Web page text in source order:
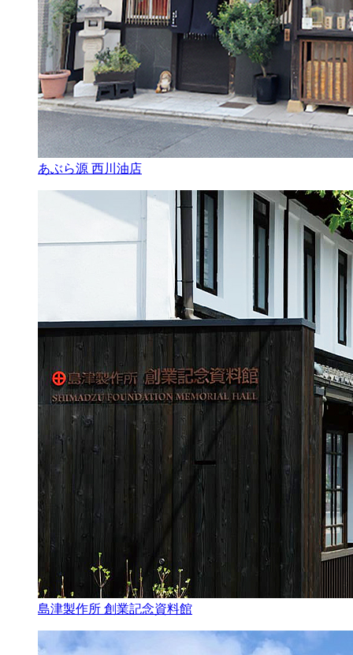
あぶら源 西川油店
島津製作所 創業記念資料館